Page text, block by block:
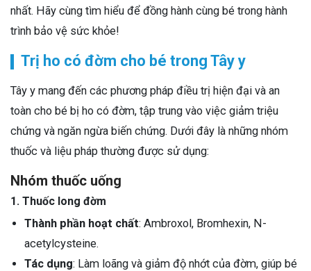
nhất. Hãy cùng tìm hiểu để đồng hành cùng bé trong hành
trình bảo vệ sức khỏe!
Trị ho có đờm cho bé trong Tây y
Tây y mang đến các phương pháp điều trị hiện đại và an
toàn cho bé bị ho có đờm, tập trung vào việc giảm triệu
chứng và ngăn ngừa biến chứng. Dưới đây là những nhóm
thuốc và liệu pháp thường được sử dụng:
Nhóm thuốc uống
1. Thuốc long đờm
Thành phần hoạt chất: Ambroxol, Bromhexin, N-
acetylcysteine.
Tác dụng: Làm loãng và giảm độ nhớt của đờm, giúp bé